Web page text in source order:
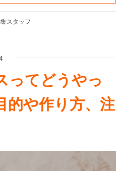
スタッフ
ってどうやっ
的や作り方、注